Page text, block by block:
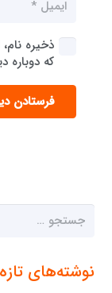
ذخیره
که
فرستادن
جستجو
نوشته‌های تازه